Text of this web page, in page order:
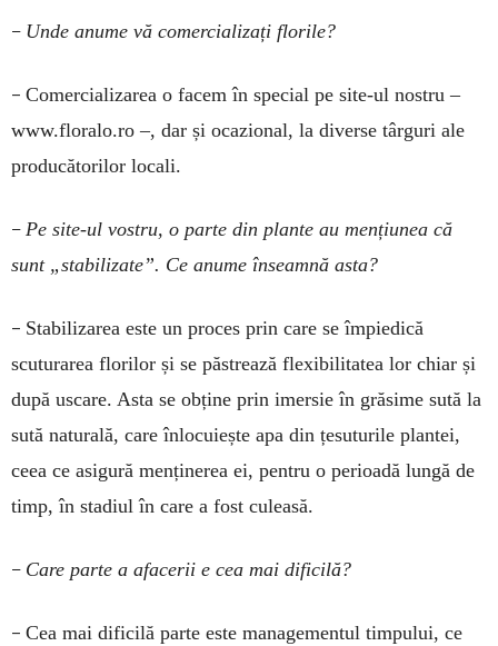
– Unde anume vă comercializați florile?
– Comercializarea o facem în special pe site-ul nostru –
www.floralo.ro –, dar și ocazional, la diverse târguri ale
producătorilor locali.
– Pe site-ul vostru, o parte din plante au mențiunea că
sunt „stabilizate”. Ce anume înseamnă asta?
– Stabilizarea este un proces prin care se împiedică
scuturarea florilor și se păstrează flexibilitatea lor chiar și
după uscare. Asta se obține prin imersie în grăsime sută la
sută naturală, care înlocuiește apa din țesuturile plantei,
ceea ce asigură menținerea ei, pentru o perioadă lungă de
timp, în stadiul în care a fost culeasă.
– Care parte a afacerii e cea mai dificilă?
– Cea mai dificilă parte este managementul timpului, ce